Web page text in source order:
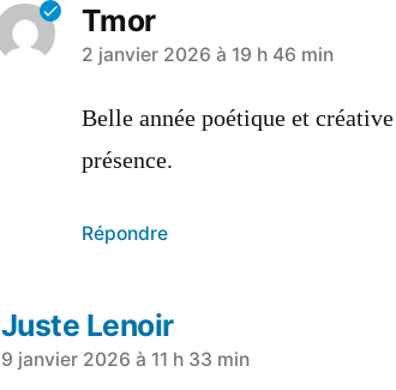
Tmor
2 janvier 2026 à 19 h 46 min
Belle année poétique et
présence.
Répondre
Juste Lenoir
9 janvier 2026 à 11 h 33 min